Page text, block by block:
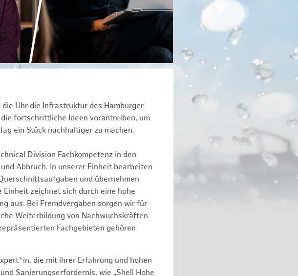
Uhr die Infrastruktur des Hamburger
fortschrittliche Ideen vorantreiben, um
ein Stück nachhaltiger zu machen.
Division Fachkompetenz in den
Abbruch. In unserer Einheit bearbeiten
und übernehmen
zeichnet sich durch eine hohe
aus. Bei Fremdvergaben sorgen wir für
Weiterbildung von Nachwuchskräften
Fachgebieten gehören
die mit ihrer Erfahrung und hohen
Sanierungserfordernis, wie „Shell Hohe